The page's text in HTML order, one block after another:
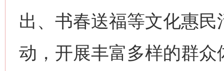
出、书春送福等文化惠
动，开展丰富多样的群